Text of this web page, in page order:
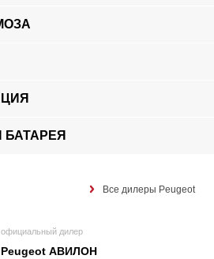
БАТАРЕЯ
Все дилеры Peugeot
официальный дилер
Peugeot АВИЛОН